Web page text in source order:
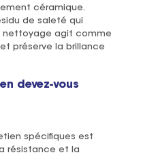
céramique.
de saleté qui
nettoyage agit comme
préserve la brillance
devez-vous
spécifiques est
résistance et la